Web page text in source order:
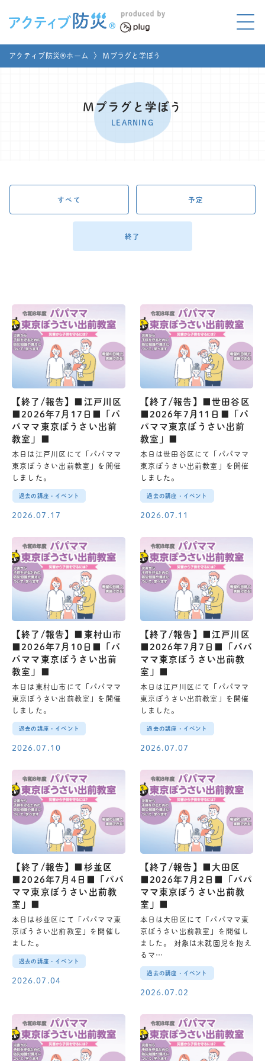
アクティブ防災とは?
家庭でやってみよう
アクティブ防災®ホーム 〉 Mプラグと学ぼう
Mプラグと学ぼう
LEARNING
すべて 予定
終了
【終了/報告】■江戸川区
■2026年7月17日■「パ
パママ東京ぼうさい出前
教室」■
本日は江戸川区にて「パパママ
東京ぼうさい出前教室」を開催
しました。
過去の講座・イベント
2026.07.17
【終了/報告】■世田谷区
■2026年7月11日■「パ
パママ東京ぼうさい出前
教室」■
本日は世田谷区にて「パパママ
東京ぼうさい出前教室」を開催
しました。
過去の講座・イベント
2026.07.11
【終了/報告】■東村山市
■2026年7月10日■「パ
パママ東京ぼうさい出前
教室」■
本日は東村山市にて「パパママ
東京ぼうさい出前教室」を開催
しました。
過去の講座・イベント
2026.07.10
【終了/報告】■江戸川区
■2026年7月7日■「パパ
ママ東京ぼうさい出前教
室」■
本日は江戸川区にて「パパママ
東京ぼうさい出前教室」を開催
しました。
過去の講座・イベント
2026.07.07
【終了/報告】■杉並区
■2026年7月4日■「パパ
ママ東京ぼうさい出前教
室」■
本日は杉並区にて「パパママ東
京ぼうさい出前教室」を開催し
ました。
過去の講座・イベント
2026.07.04
【終了/報告】■大田区
■2026年7月2日■「パパ
ママ東京ぼうさい出前教
室」■
本日は大田区にて「パパママ東
京ぼうさい出前教室」を開催し
ました。 対象は未就園児を抱え
るマ…
過去の講座・イベント
2026.07.02